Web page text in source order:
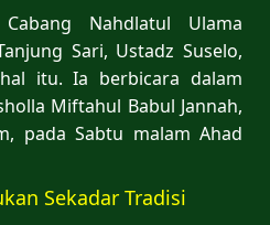
Nahdlatul Ulama
Sari, Ustadz Suselo,
itu. Ia berbicara dalam
Miftahul Babul Jannah,
pada Sabtu malam Ahad
Sekadar Tradisi